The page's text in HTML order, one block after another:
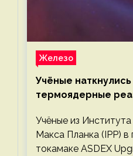
Железо
Учёные
термоядерные
Учёные из
Макса Планка (IPP)
токамаке ASDEX